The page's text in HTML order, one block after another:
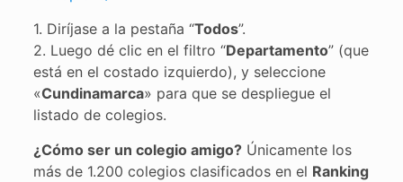
1. Diríjase a la pestaña “Todos”.
2. Luego dé clic en el filtro “Departamento” (que
está en el costado izquierdo), y seleccione
«Cundinamarca» para que se despliegue el
listado de colegios.
¿Cómo ser un colegio amigo?Únicamente los
más de 1.200 colegios clasificados en el Ranking